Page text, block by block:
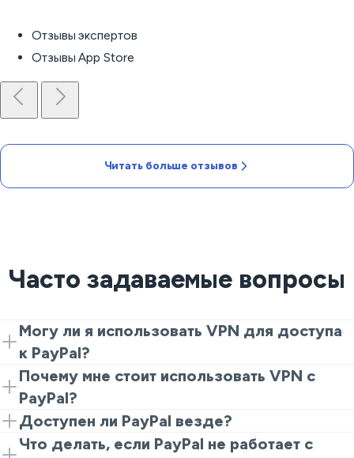
Отзывы экспертов
Отзывы App Store
Читать больше отзывов
Часто задаваемые вопросы
Могу ли я использовать VPN для доступа
к PayPal?
Да, использование VeePN обеспечивает
безопасный доступ к PayPal из любой точки мира,
помогая вам безопасно управлять вашими
транзакциями.
Почему мне стоит использовать VPN с
PayPal?
VPN добавляет дополнительный уровень
безопасности, шифруя ваши данные и скрывая ваш
Доступен ли PayPal везде?
Услуги PayPal могут различаться в зависимости от
Что делать, если PayPal не работает с